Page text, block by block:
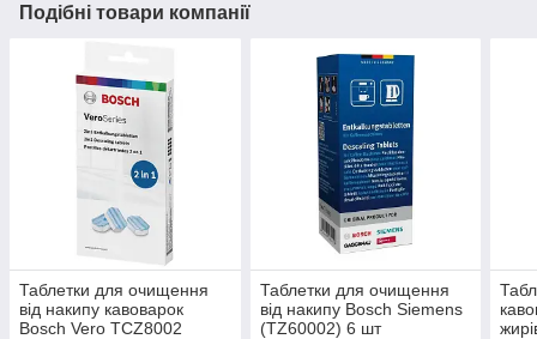
Подібні товари компанії
Таблетки для очищення
від накипу кавоварок
Bosch Vero TCZ8002
Таблетки для очищення
від накипу Bosch Siemens
(TZ60002) 6 шт